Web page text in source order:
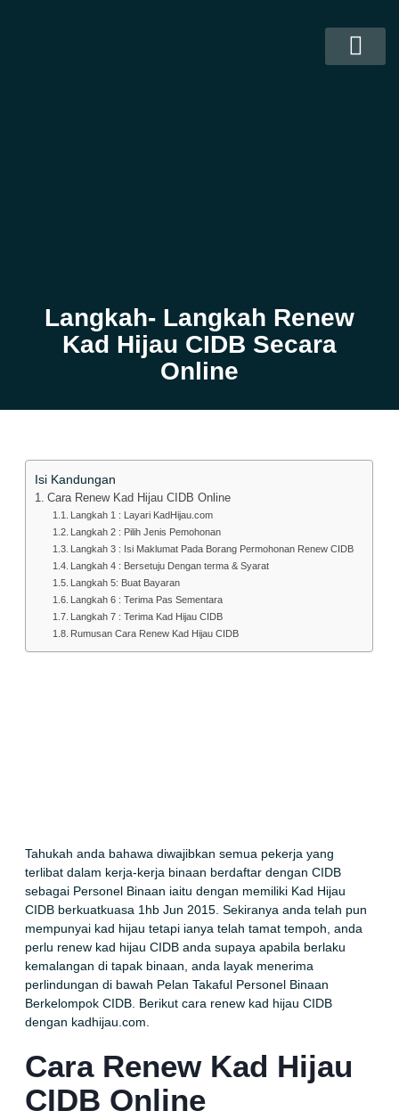
Langkah- Langkah Renew
Kad Hijau CIDB Secara
Online
Isi Kandungan
Cara Renew Kad Hijau CIDB Online
Langkah 1 : Layari KadHijau.com
Langkah 2 : Pilih Jenis Pemohonan
Langkah 3 : Isi Maklumat Pada Borang Permohonan Renew CIDB
Langkah 4 : Bersetuju Dengan terma & Syarat
Langkah 5: Buat Bayaran
Langkah 6 : Terima Pas Sementara
Langkah 7 : Terima Kad Hijau CIDB
Rumusan Cara Renew Kad Hijau CIDB
Tahukah anda bahawa diwajibkan semua pekerja yang
terlibat dalam kerja-kerja binaan berdaftar dengan CIDB
sebagai Personel Binaan iaitu dengan memiliki Kad Hijau
CIDB berkuatkuasa 1hb Jun 2015. Sekiranya anda telah pun
mempunyai kad hijau tetapi ianya telah tamat tempoh, anda
perlu renew kad hijau CIDB anda supaya apabila berlaku
kemalangan di tapak binaan, anda layak menerima
perlindungan di bawah Pelan Takaful Personel Binaan
Berkelompok CIDB. Berikut cara renew kad hijau CIDB
dengan kadhijau.com
Cara Renew Kad Hijau
CIDB Online